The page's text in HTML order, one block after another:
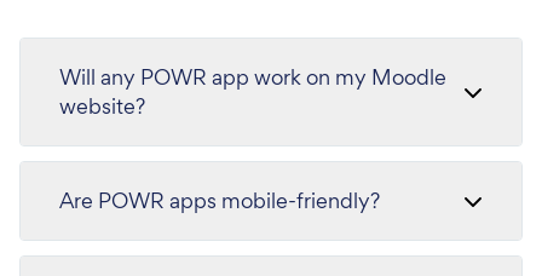
Will any POWR app work on my Moodle
website?
Are POWR apps mobile-friendly?